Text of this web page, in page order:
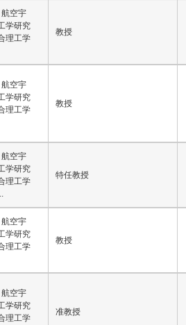
空宇
学研究
理工学
教授
空宇
学研究
理工学
教授
空宇
学研究
理工学
特任教授
空宇
学研究
理工学
教授
空宇
学研究
理工学
准教授